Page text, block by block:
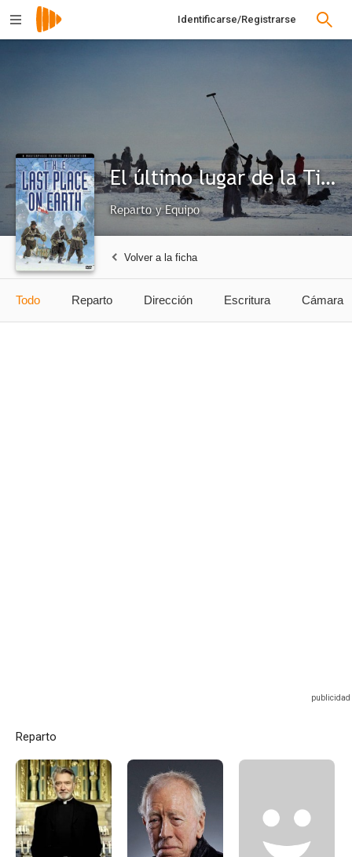
Identificarse/Registrarse
El último lugar de la Tierra
Reparto y Equipo
Volver a la ficha
Todo Reparto Dirección Escritura Cámara
Reparto